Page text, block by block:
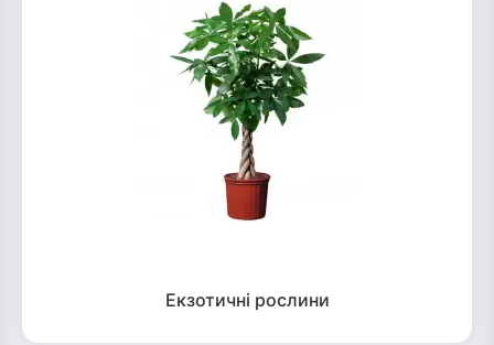
Екзотичні рослини